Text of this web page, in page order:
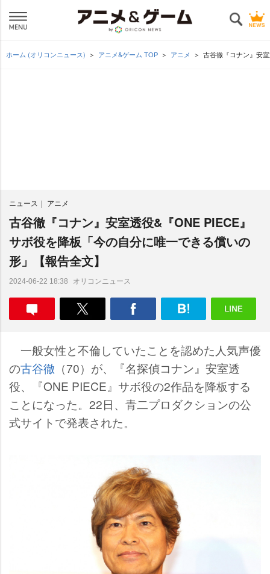
ホーム (オリコンニュース) アニメ&ゲーム TOP アニメ 古谷徹『コナン』安
ニュース アニメ
古谷徹『コナン』安室透役&『ONE PIECE』
サボ役を降板「今の自分に唯一できる償いの
形」【報告全文】
2024-06-22 18:38 オリコンニュース
一般女性と不倫していたことを認めた人気声優
の古谷徹 （70）が、『名探偵コナン』安室透
役、『ONE PIECE』サボ役の2作品を降板する
ことになった。22日、青二プロダクションの公
式サイトで発表された。